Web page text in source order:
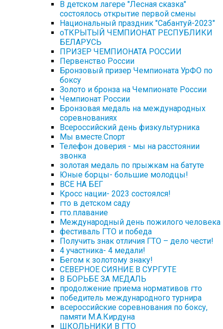
В детском лагере "Лесная сказка"
состоялось открытие первой смены
Национальный праздник "Сабантуй-2023"
оТКРЫТЫЙ ЧЕМПИОНАТ РЕСПУБЛИКИ
БЕЛАРУСЬ
ПРИЗЕР ЧЕМПИОНАТА РОССИИ
Первенство России
Бронзовый призер Чемпионата УрФО по
боксу
Золото и бронза на Чемпионате России
Чемпионат России
Бронзовая медаль на международных
соревнованиях
Всероссийский день физкультурника
Мы вместе.Спорт
Телефон доверия - мы на расстоянии
звонка
золотая медаль по прыжкам на батуте
Юные борцы- большие молодцы!
ВСЕ НА БЕГ
Кросс нации- 2023 состоялся!
гто в детском саду
гто.плавание
Международный день пожилого человека
фестиваль ГТО и победа
Получить знак отличия ГТО – дело чести!
4 участника- 4 медали!
Бегом к золотому знаку!
СЕВЕРНОЕ СИЯНИЕ В СУРГУТЕ
В БОРЬБЕ ЗА МЕДАЛЬ
продолжение приема нормативов гто
победитель международного турнира
всероссийские соревнования по боксу,
памяти М.А.Кирдуна
ШКОЛЬНИКИ В ГТО